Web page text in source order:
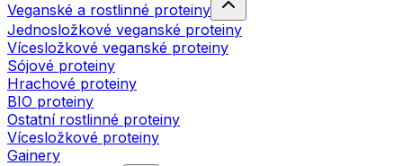
Veganské a rostlinné proteiny
Jednosložkové veganské proteiny
Vícesložkové veganské proteiny
Sójové proteiny
Hrachové proteiny
BIO proteiny
Ostatní rostlinné proteiny
Vícesložkové proteiny
Gainery